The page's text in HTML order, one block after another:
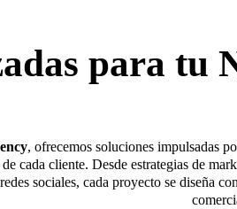
para tu
, ofrecemos soluciones impulsadas
cada cliente. Desde estrategias de
sociales, cada proyecto se diseña